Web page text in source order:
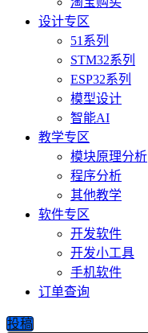
设计专区
51系列
STM32系列
ESP32系列
模型设计
智能AI
教学专区
模块原理分析
程序分析
其他教学
软件专区
开发软件
开发小工具
手机软件
订单查询
投稿